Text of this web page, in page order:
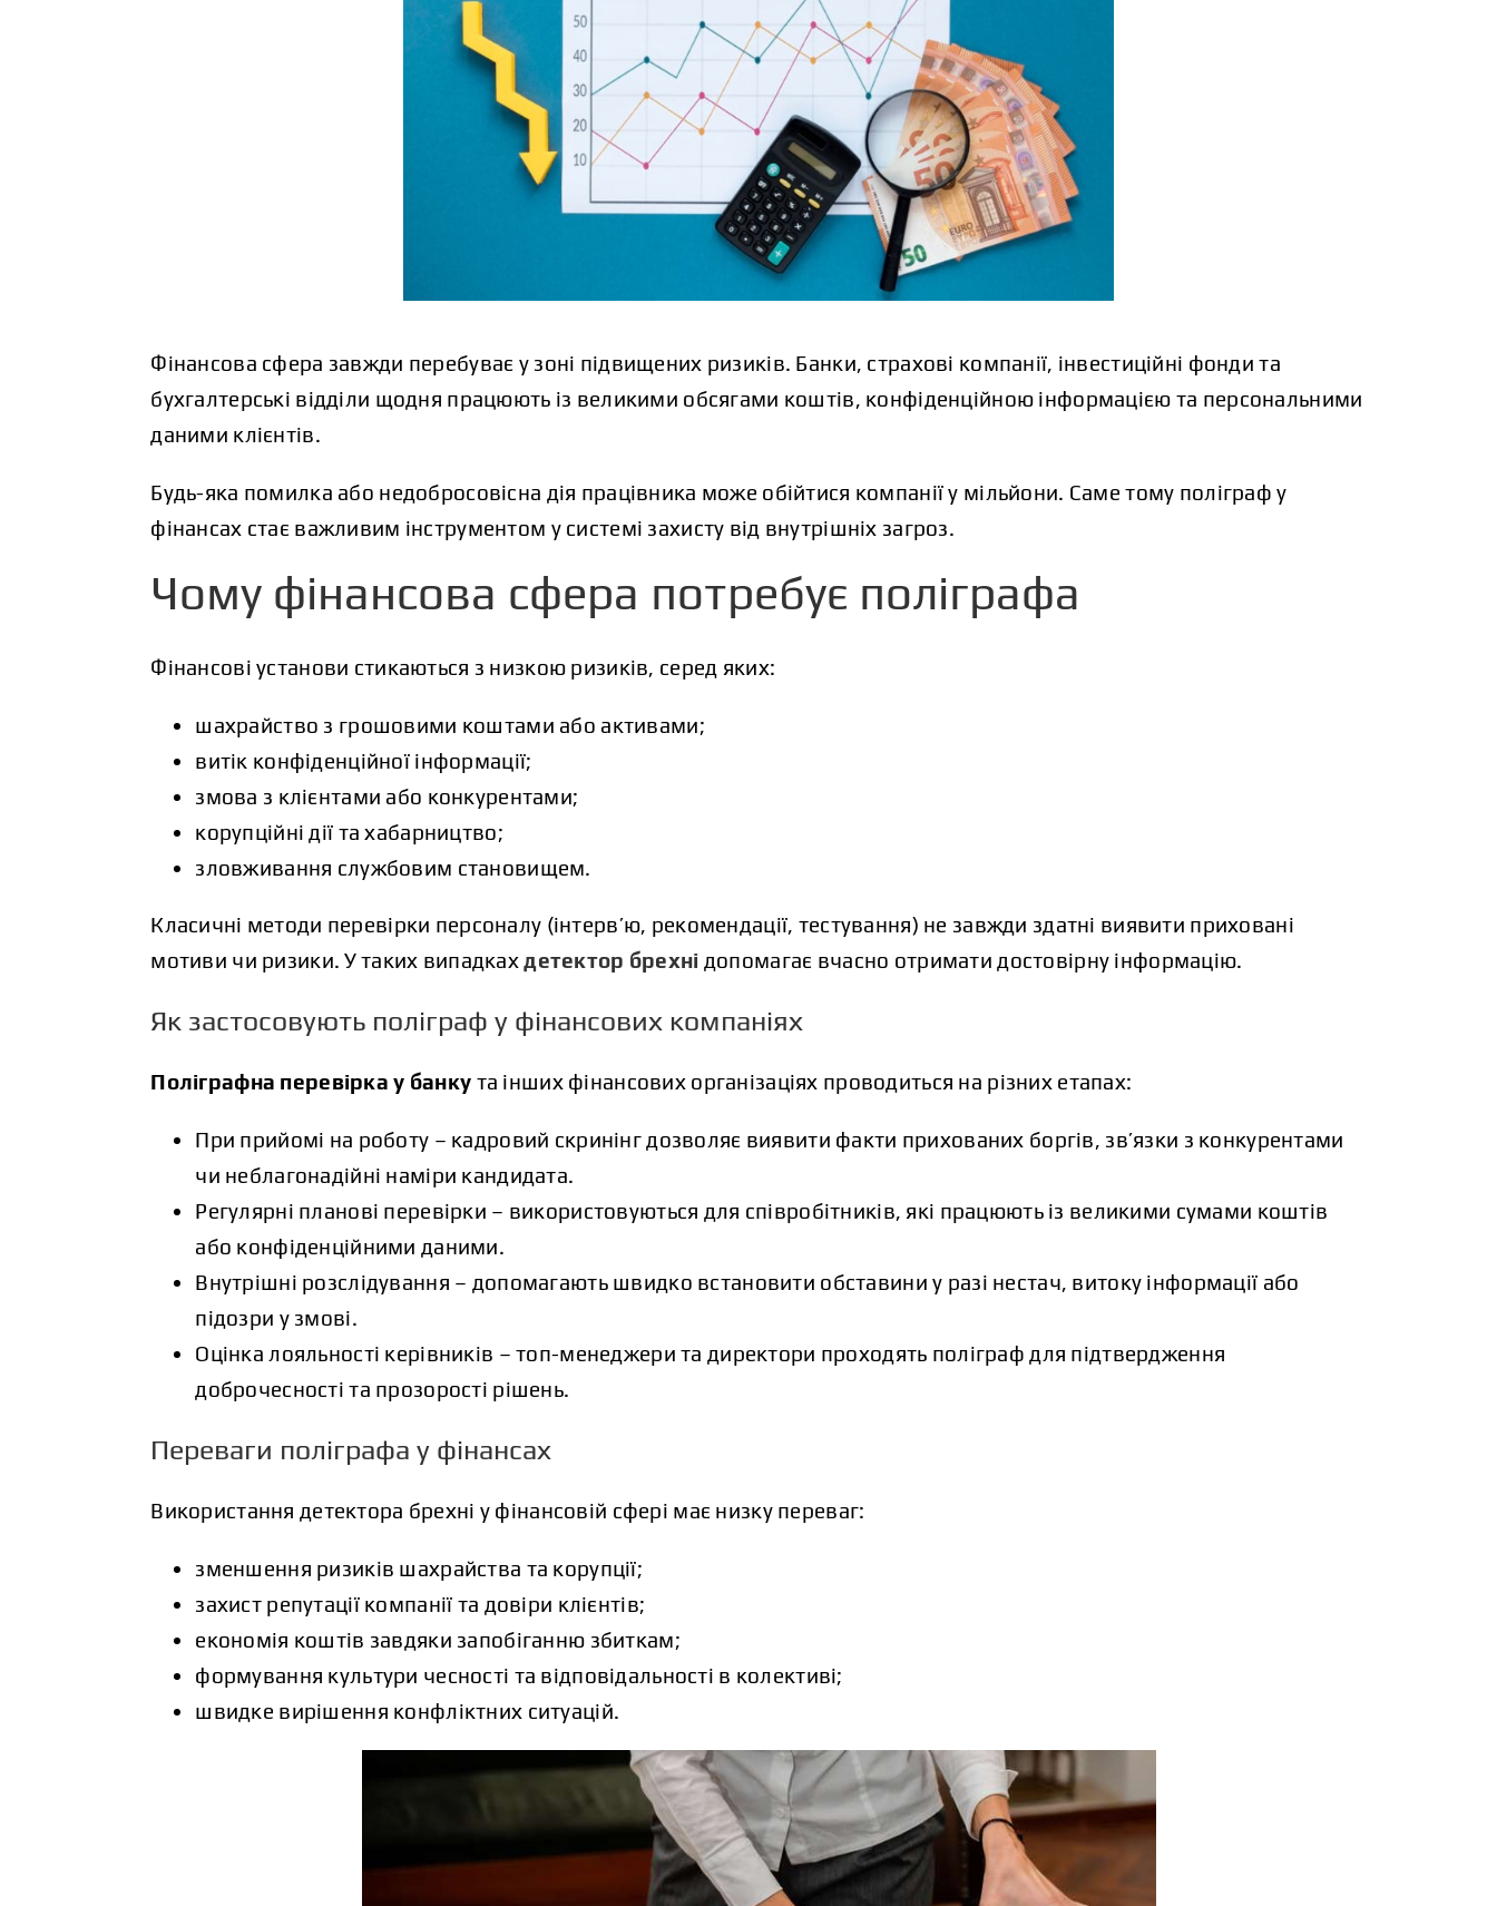
Фінансова сфера завжди перебуває у зоні підвищених ризиків. Банки, страхові компанії, інвестиційні фонди та
бухгалтерські відділи щодня працюють із великими обсягами коштів, конфіденційною інформацією та персональними
даними клієнтів.
Будь-яка помилка або недобросовісна дія працівника може обійтися компанії у мільйони. Саме тому поліграф у
фінансах стає важливим інструментом у системі захисту від внутрішніх загроз.
Чому фінансова сфера потребує поліграфа
Фінансові установи стикаються з низкою ризиків, серед яких:
шахрайство з грошовими коштами або активами;
витік конфіденційної інформації;
змова з клієнтами або конкурентами;
корупційні дії та хабарництво;
зловживання службовим становищем.
Класичні методи перевірки персоналу (інтерв’ю, рекомендації, тестування) не завжди здатні виявити приховані
мотиви чи ризики. У таких випадкахдетектор брехні допомагає вчасно отримати достовірну інформацію.
Як застосовують поліграф у фінансових компаніях
Поліграфна перевірка у банку та інших фінансових організаціях проводиться на різних етапах:
При прийомі на роботу – кадровий скринінг дозволяє виявити факти прихованих боргів, зв’язки з конкурентами
чи неблагонадійні наміри кандидата.
Регулярні планові перевірки – використовуються для співробітників, які працюють із великими сумами коштів
або конфіденційними даними.
Внутрішні розслідування – допомагають швидко встановити обставини у разі нестач, витоку інформації або
підозри у змові.
Оцінка лояльності керівників – топ-менеджери та директори проходять поліграф для підтвердження
доброчесності та прозорості рішень.
Переваги поліграфа у фінансах
Використання детектора брехні у фінансовій сфері має низку переваг:
зменшення ризиків шахрайства та корупції;
захист репутації компанії та довіри клієнтів;
економія коштів завдяки запобіганню збиткам;
формування культури чесності та відповідальності в колективі;
швидке вирішення конфліктних ситуацій.